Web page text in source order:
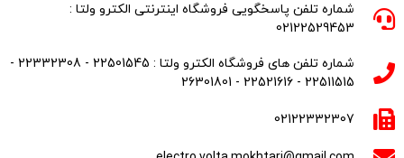
شماره تلفن پاسخگویی فروشگاه اینترنتی الکترو ولتا :
02122529453
شماره تلفن های فروشگاه الکترو ولتا : 22501545 - 22332308 -
22511515 - 22521616 - 26301801
02122332307